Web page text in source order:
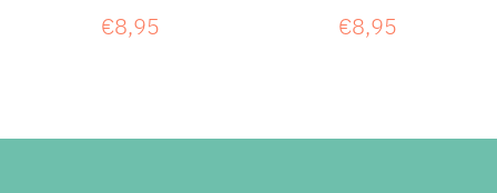
€8,95 €8,95